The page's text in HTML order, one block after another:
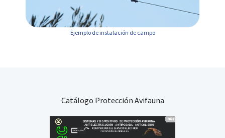
Ejemplo de instalación de campo
Catálogo Protección Avifauna